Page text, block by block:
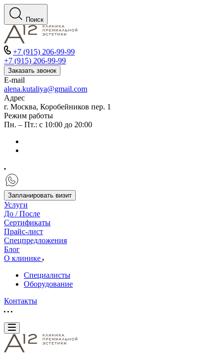
Поиск
+7 (915) 206-99-99
+7 (915) 206-99-99
Заказать звонок
E-mail
alena.kutaliya@gmail.com
Адрес
г. Москва, Коробейников пер. 1
Режим работы
Пн. – Пт.: с 10:00 до 20:00
Запланировать визит
Услуги
До / После
Сертификаты
Прайс-лист
Спецпредложения
Блог
О клинике
Специалисты
Оборудование
Контакты